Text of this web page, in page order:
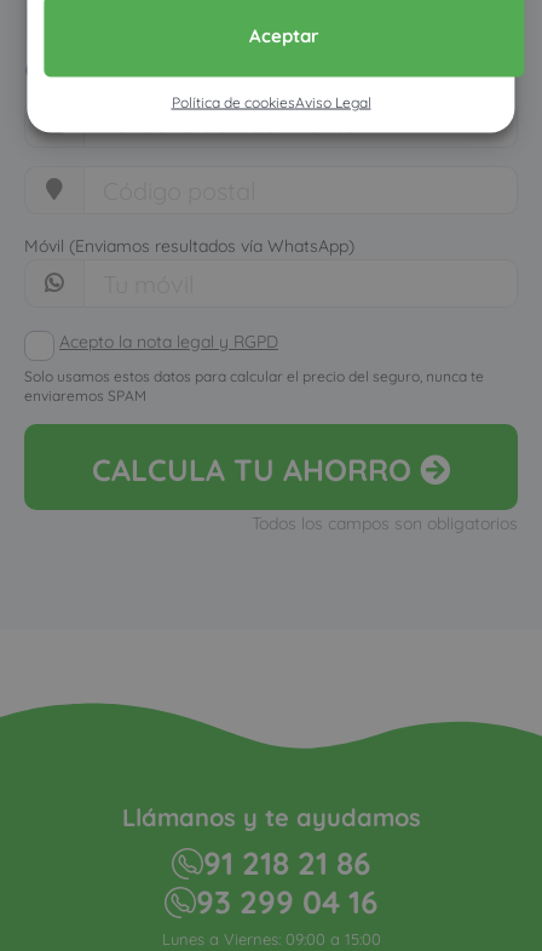
Aceptar
Política de cookiesAviso Legal
Pon tus datos y descubre
cuánto dinero ahorrarías
Móvil (Enviamos resultados vía WhatsApp)
Acepto la nota legal y RGPD
Solo usamos estos datos para calcular el precio del seguro, nunca te
enviaremos SPAM
CALCULA TU AHORRO
Todos los campos son obligatorios
Llámanos y te ayudamos
91 218 21 86
93 299 04 16
Lunes a Viernes: 09:00 a 15:00